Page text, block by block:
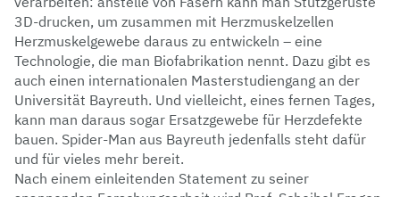
3D-drucken, um zusammen mit Herzmuskelzellen
Herzmuskelgewebe daraus zu entwickeln – eine
Technologie, die man Biofabrikation nennt. Dazu gibt es
auch einen internationalen Masterstudiengang an der
Universität Bayreuth. Und vielleicht, eines fernen Tages,
kann man daraus sogar Ersatzgewebe für Herzdefekte
bauen. Spider-Man aus Bayreuth jedenfalls steht dafür
und für vieles mehr bereit.
Nach einem einleitenden Statement zu seiner